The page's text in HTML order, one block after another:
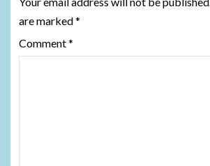
are marked*
Comment*